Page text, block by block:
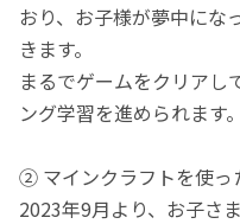
おり、お子様が夢中にな
きます。
まるでゲームをクリアし
ング学習を進められます。
② マインクラフトを使っ
2023年9月より、お子さ